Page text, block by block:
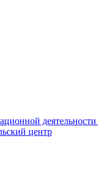
деятельности
центр